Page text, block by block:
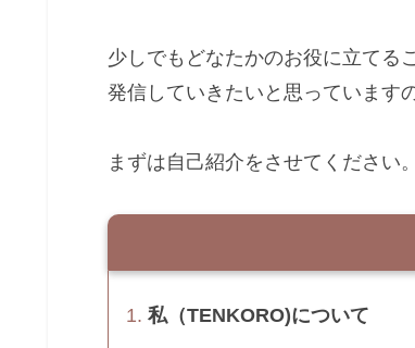
少しでもどなたかのお役に立てる
発信していきたいと思っています
まずは自己紹介をさせてください。
私（TENKORO)について